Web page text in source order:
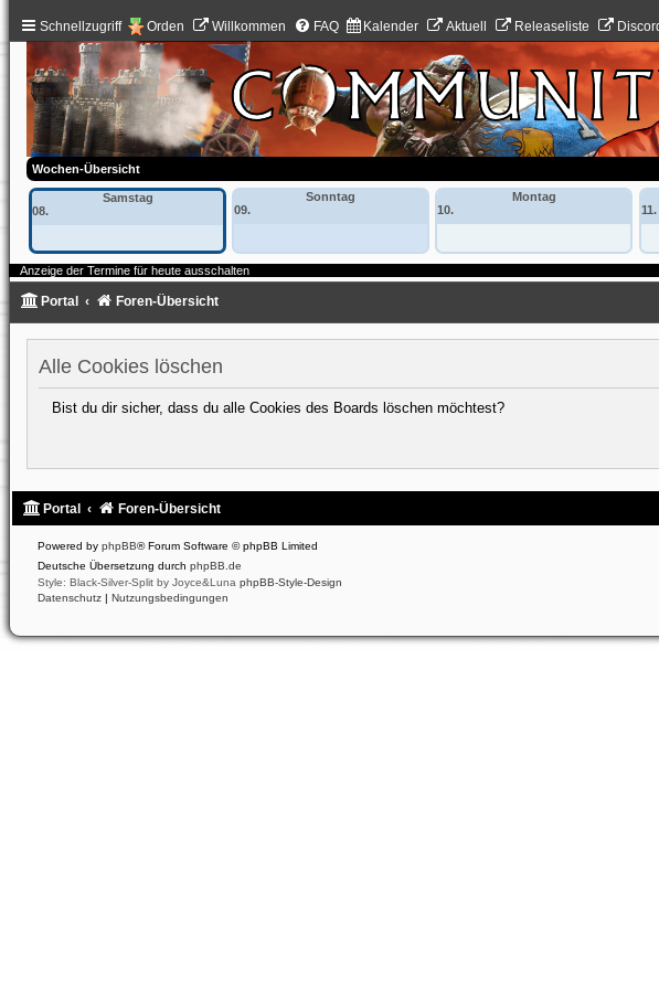
Schnellzugriff Orden Willkommen FAQ Kalender Aktuell Releaseliste
Wochen-Übersicht
Samstag
08.
Sonntag
09.
Montag
10.
11.
Anzeige der Termine für heute ausschalten
Portal Foren-Übersicht
Alle Cookies löschen
Bist du dir sicher, dass du alle Cookies des Boards löschen möchtest?
Portal Foren-Übersicht
Powered by phpBB® Forum Software © phpBB Limited
Deutsche Übersetzung durch phpBB.de
Style: Black-Silver-Split by Joyce&Luna phpBB-Style-Design
Datenschutz | Nutzungsbedingungen